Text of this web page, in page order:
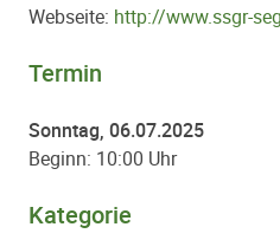
Webseite: http://www.ssgr-
Termin
Sonntag, 06.07.2025
Beginn: 10:00 Uhr
Kategorie